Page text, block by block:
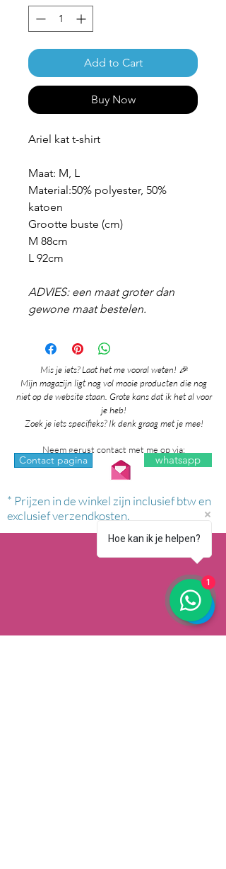
Add to Cart
Buy Now
Ariel kat t-shirt
Maat: M, L
Material:50% polyester, 50%
katoen
Grootte buste (cm)
M 88cm
L 92cm
ADVIES: een maat groter dan
gewone maat bestelen.
Mis je iets? Laat het me vooral weten! 🎉
Mijn magazijn ligt nog vol mooie producten die nog
niet op de website staan. Grote kans dat ik het al voor
je heb!
Zoek je iets specifieks? Ik denk graag met je mee!
Neem gerust contact met me op via:
Contact pagina whatsapp
* Prijzen in de winkel zijn inclusief btw en
exclusief verzendkosten.
Hoe kan ik je helpen?
1